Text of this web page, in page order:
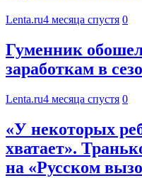
Lenta.ru4 месяца спустя 0
Гуменник
заработкам в
Lenta.ru4 месяца спустя 0
«У некоторых
хватает».
на «Русском